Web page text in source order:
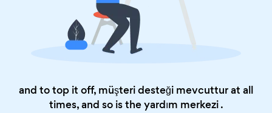
and to top it off, müşteri desteği mevcuttur at all
times, and so is theyardım merkezi.